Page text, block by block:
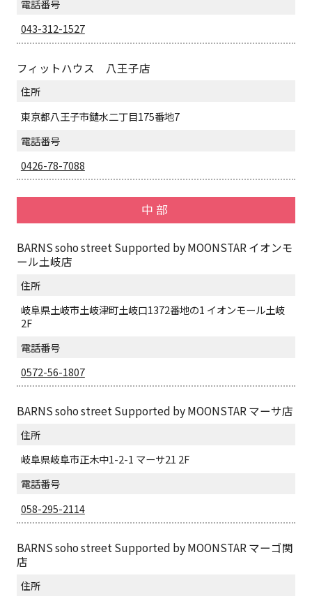
電話番号
043-312-1527
フィットハウス 八王子店
住所
東京都八王子市鑓水二丁目175番地7
電話番号
0426-78-7088
中部
BARNS soho street Supported by MOONSTAR イオンモ
ール土岐店
住所
岐阜県土岐市土岐津町土岐口1372番地の1 イオンモール土岐
2F
電話番号
0572-56-1807
BARNS soho street Supported by MOONSTAR マーサ店
住所
岐阜県岐阜市正木中1-2-1 マーサ21 2F
電話番号
058-295-2114
BARNS soho street Supported by MOONSTAR マーゴ関
店
住所